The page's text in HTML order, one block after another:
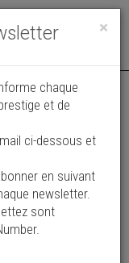
Toggle
×
chaque
et de
ci-dessous et
en suivant
newsletter.
sont